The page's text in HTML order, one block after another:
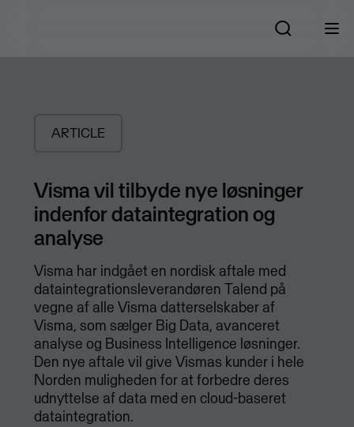
ARTICLE
Visma vil tilbyde nye løsninger
indenfor dataintegration og
analyse
Visma har indgået en nordisk aftale med
dataintegrationsleverandøren Talend på
vegne af alle Visma datterselskaber af
Visma, som sælger Big Data, avanceret
analyse og Business Intelligence løsninger.
Den nye aftale vil give Vismas kunder i hele
Norden muligheden for at forbedre deres
udnyttelse af data med en cloud-baseret
dataintegration.